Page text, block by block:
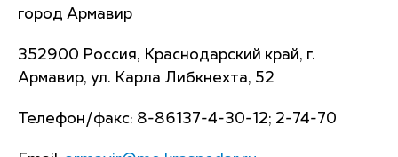
город Армавир
352900 Россия, Краснодарский край, г.
Армавир, ул. Карла Либкнехта, 52
Телефон/факс: 8-86137-4-30-12; 2-74-70